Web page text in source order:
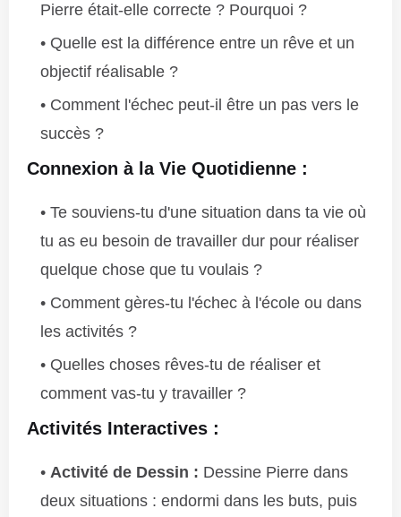
Pierre était-elle correcte ? Pourquoi ?
Quelle est la différence entre un rêve et un
objectif réalisable ?
Comment l'échec peut-il être un pas vers le
succès ?
Connexion à la Vie Quotidienne :
Te souviens-tu d'une situation dans ta vie où
tu as eu besoin de travailler dur pour réaliser
quelque chose que tu voulais ?
Comment gères-tu l'échec à l'école ou dans
les activités ?
Quelles choses rêves-tu de réaliser et
comment vas-tu y travailler ?
Activités Interactives :
Activité de Dessin : Dessine Pierre dans
deux situations : endormi dans les buts, puis